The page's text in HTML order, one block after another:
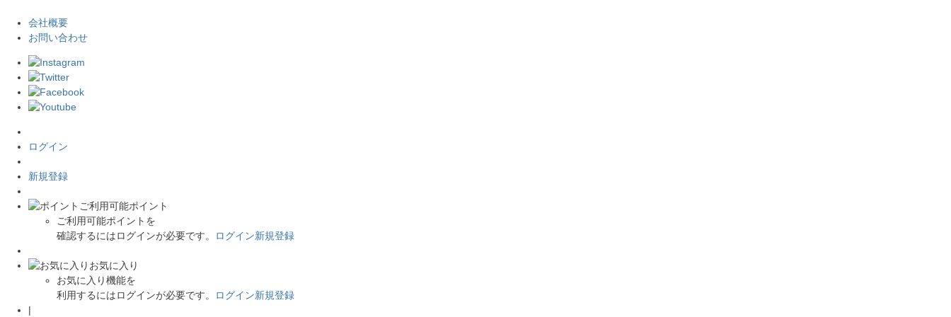
会社概要
お問い合わせ
ログイン
新規登録
ご利用可能ポイント
ご利用可能ポイントを
確認するにはログインが必要です。
ログイン新規登録
お気に入り
お気に入り機能を
利用するにはログインが必要です。
ログイン新規登録
|